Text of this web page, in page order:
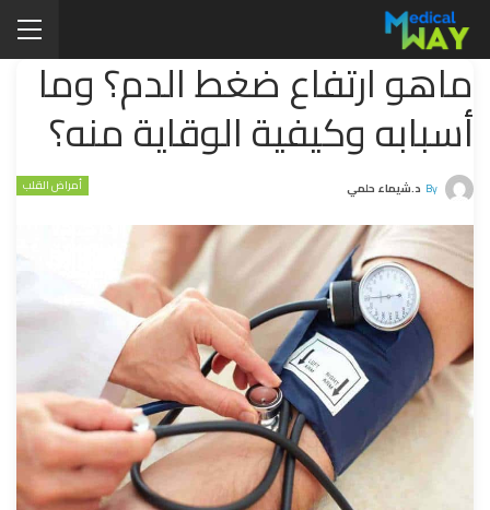
ماهو ارتفاع ضغط الدم؟ وما
أسبابه وكيفية الوقاية منه؟
أمراض القلب By د.شيماء حلمي